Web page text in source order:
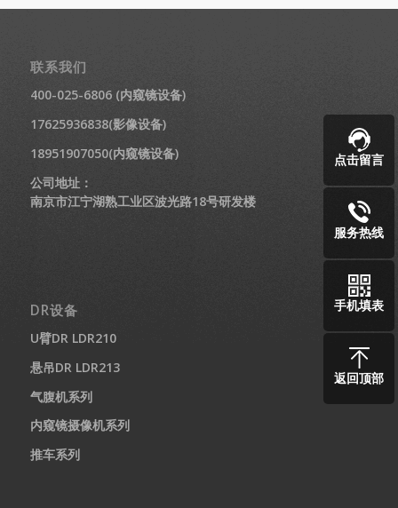
联系我们
400-025-6806 (内窥镜设备)
17625936838(影像设备)
18951907050(内窥镜设备)
公司地址：
南京市江宁湖熟工业区波光路18号研发楼
DR设备
U臂DR LDR210
悬吊DR LDR213
气腹机系列
内窥镜摄像机系列
推车系列
点击留言
服务热线
手机填表
返回顶部